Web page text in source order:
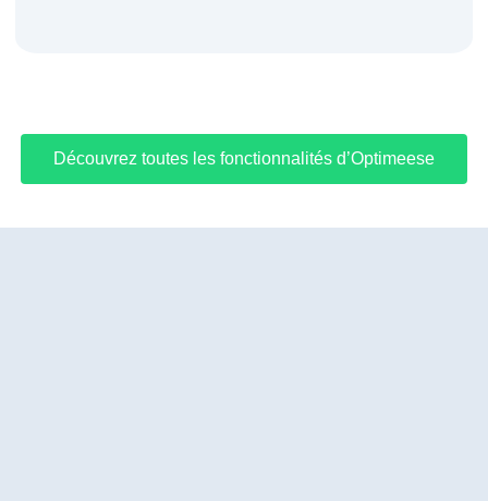
Découvrez toutes les fonctionnalités d’Optimeese